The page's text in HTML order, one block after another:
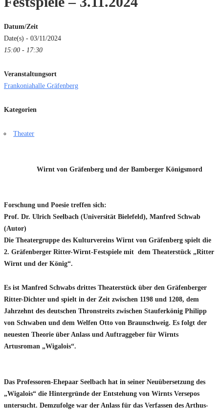
Datum/Zeit
Date(s) - 03/11/2024
15:00 - 17:30
Veranstaltungsort
Frankoniahalle Gräfenberg
Kategorien
Theater
Wirnt von Gräfenberg und der Bamberger Königsmord
Forschung und Poesie treffen sich:
Prof. Dr. Ulrich Seelbach (Universität Bielefeld), Manfred Schwab
(Autor)
Die Theatergruppe des Kulturvereins Wirnt von Gräfenberg spielt die
2. Gräfenberger Ritter-Wirnt-Festspiele mit dem Theaterstück „Ritter
Wirnt und der König“.
Es ist Manfred Schwabs drittes Theaterstück über den Gräfenberger
Ritter-Dichter und spielt in der Zeit zwischen 1198 und 1208, dem
Jahrzehnt des deutschen Thronstreits zwischen Stauferkönig Philipp
von Schwaben und dem Welfen Otto von Braunschweig. Es folgt der
neuesten Theorie über Anlass und Auftraggeber für Wirnts
Artusroman „Wigalois“.
Das Professoren-Ehepaar Seelbach hat in seiner Neuübersetzung des
„Wigalois“ die Hintergründe der Entstehung von Wirnts Versepos
untersucht. Demzufolge war der Anlass für das Verfassen des Arthus-